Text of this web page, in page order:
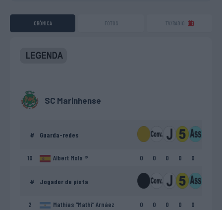
CRÓNICA FOTOS TV/RADIO
SC Marinhense
# Guarda-redes
10 Albert Mola ® 0 0 0 0 0
# Jogador de pista
2 Mathias “Mathi” Arnáez 0 0 0 0
0